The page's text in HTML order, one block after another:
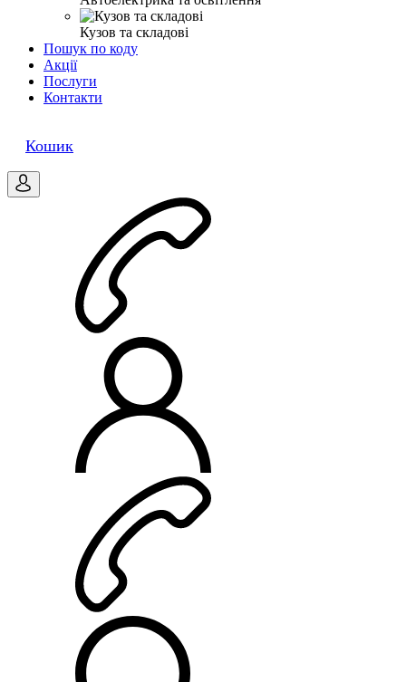
Кузов та складові
Пошук по коду
Акції
Послуги
Контакти
Кошик